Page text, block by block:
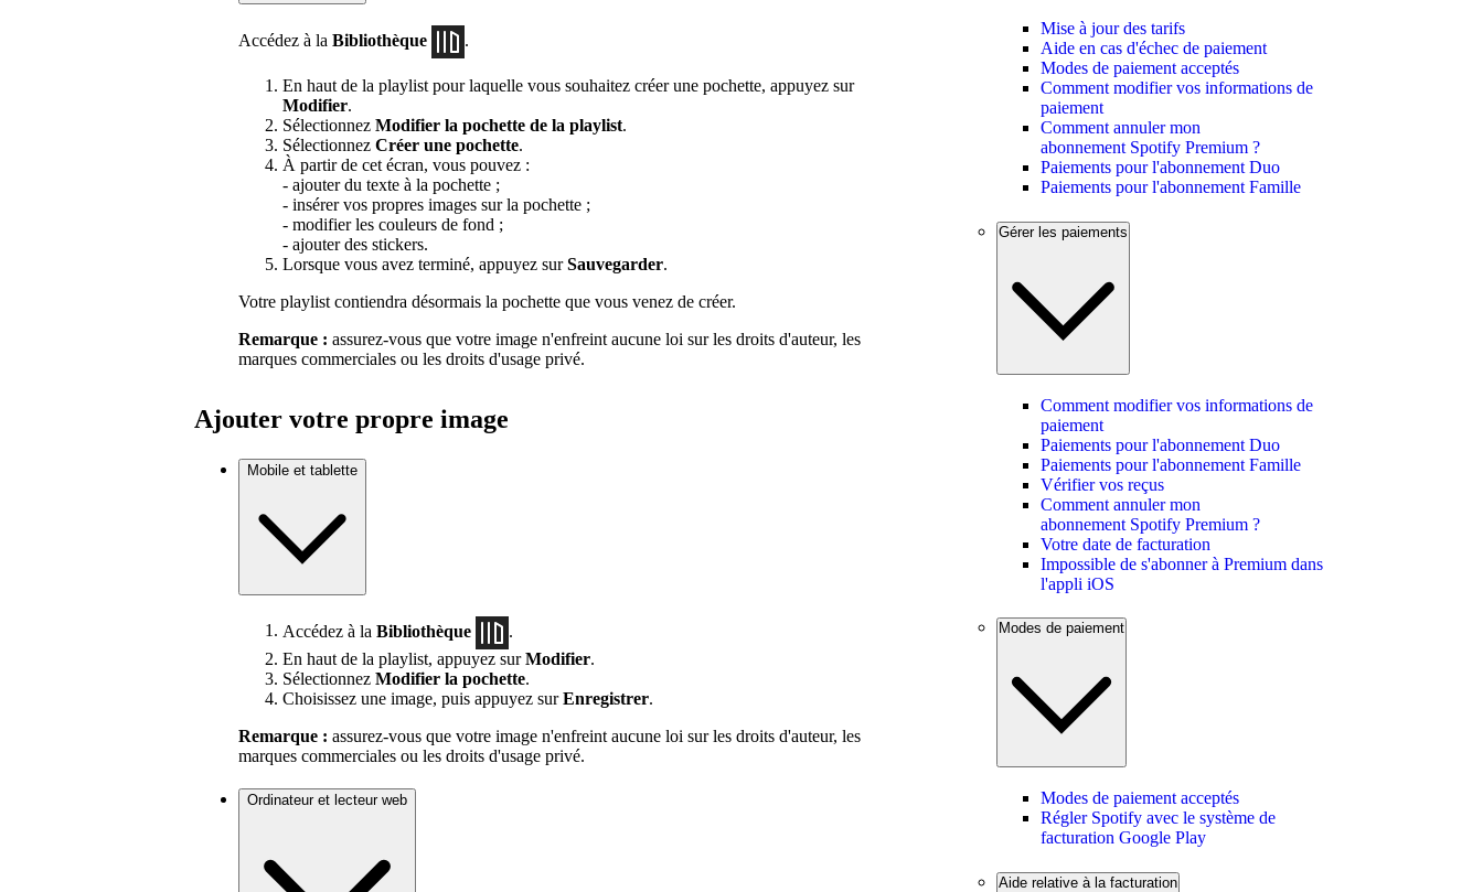
Accédez à la Bibliothèque .
En haut de la playlist pour laquelle vous souhaitez créer une pochette, appuyez sur
Modifier.
Sélectionnez Modifier la pochette de la playlist.
Sélectionnez Créer une pochette.
À partir de cet écran, vous pouvez :
- ajouter du texte à la pochette ;
- insérer vos propres images sur la pochette ;
- modifier les couleurs de fond ;
- ajouter des stickers.
Lorsque vous avez terminé, appuyez surSauvegarder.
Votre playlist contiendra désormais la pochette que vous venez de créer.
Remarque : assurez-vous que votre image n'enfreint aucune loi sur les droits d'auteur, les
marques commerciales ou les droits d'usage privé.
Ajouter votre propre image
Mobile et tablette
Accédez à la Bibliothèque
En haut de la playlist, appuyez surModifier.
Sélectionnez Modifier la pochette.
Choisissez une image, puis appuyez surEnregistrer.
Remarque : assurez-vous que votre image n'enfreint aucune loi sur les droits d'auteur, les
marques commerciales ou les droits d'usage privé.
Ordinateur et lecteur web
Mise à jour des tarifs
Aide en cas d'échec de paiement
Modes de paiement acceptés
Comment modifier vos informations de
paiement
Comment annuler mon
abonnement Spotify Premium ?
Paiements pour l'abonnement Duo
Paiements pour l'abonnement Famille
Gérer les paiements
Comment modifier vos informations de
paiement
Paiements pour l'abonnement Duo
Paiements pour l'abonnement Famille
Vérifier vos reçus
Comment annuler mon
abonnement Spotify Premium ?
Votre date de facturation
Impossible de s'abonner à Premium dans
l'appli iOS
Modes de paiement
Modes de paiement acceptés
Régler Spotify avec le système de
facturation Google Play
Aide relative à la facturation